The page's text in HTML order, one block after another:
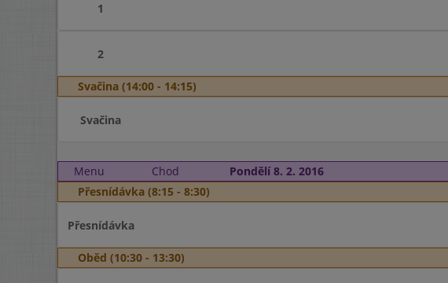
1
2
Svačina (14:00 - 14:15)
Svačina
Menu
Chod
Pondělí 8. 2. 2016
Přesnídávka (8:15 - 8:30)
Přesnídávka
Oběd (10:30 - 13:30)